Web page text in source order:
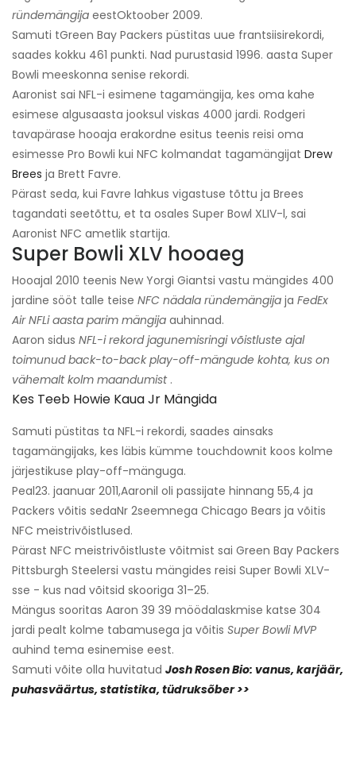
ründemängija eestOktoober 2009.
Samuti tGreen Bay Packers püstitas uue frantsiisirekordi,
saades kokku 461 punkti. Nad purustasid 1996. aasta Super
Bowli meeskonna senise rekordi.
Aaronist sai NFL-i esimene tagamängija, kes oma kahe
esimese algusaasta jooksul viskas 4000 jardi. Rodgeri
tavapärase hooaja erakordne esitus teenis reisi oma
esimesse Pro Bowli kui NFC kolmandat tagamängijat Drew
Brees ja Brett Favre.
Pärast seda, kui Favre lahkus vigastuse tõttu ja Brees
tagandati seetõttu, et ta osales Super Bowl XLIV-l, sai
Aaronist NFC ametlik startija.
Super Bowli XLV hooaeg
Hooajal 2010 teenis New Yorgi Giantsi vastu mängides 400
jardine sööt talle teise NFC nädala ründemängija ja FedEx
Air NFLi aasta parim mängija auhinnad.
Aaron sidus NFL-i rekord jagunemisringi võistluste ajal
toimunud back-to-back play-off-mängude kohta, kus on
vähemalt kolm maandumist.
Kes Teeb Howie Kaua Jr Mängida
Samuti püstitas ta NFL-i rekordi, saades ainsaks
tagamängijaks, kes läbis kümme touchdownit koos kolme
järjestikuse play-off-mänguga.
Peal23. jaanuar 2011,Aaronil oli passijate hinnang 55,4 ja
Packers võitis sedaNr 2seemnega Chicago Bears ja võitis
NFC meistrivõistlused.
Pärast NFC meistrivõistluste võitmist sai Green Bay Packers
Pittsburgh Steelersi vastu mängides reisi Super Bowli XLV-
sse - kus nad võitsid skooriga 31–25.
Mängus sooritas Aaron 39 39 möödalaskmise katse 304
jardi pealt kolme tabamusega ja võitis Super Bowli MVP
auhind tema esinemise eest.
Samuti võite olla huvitatud Josh Rosen Bio: vanus, karjäär,
puhasväärtus, statistika, tüdruksõber >>